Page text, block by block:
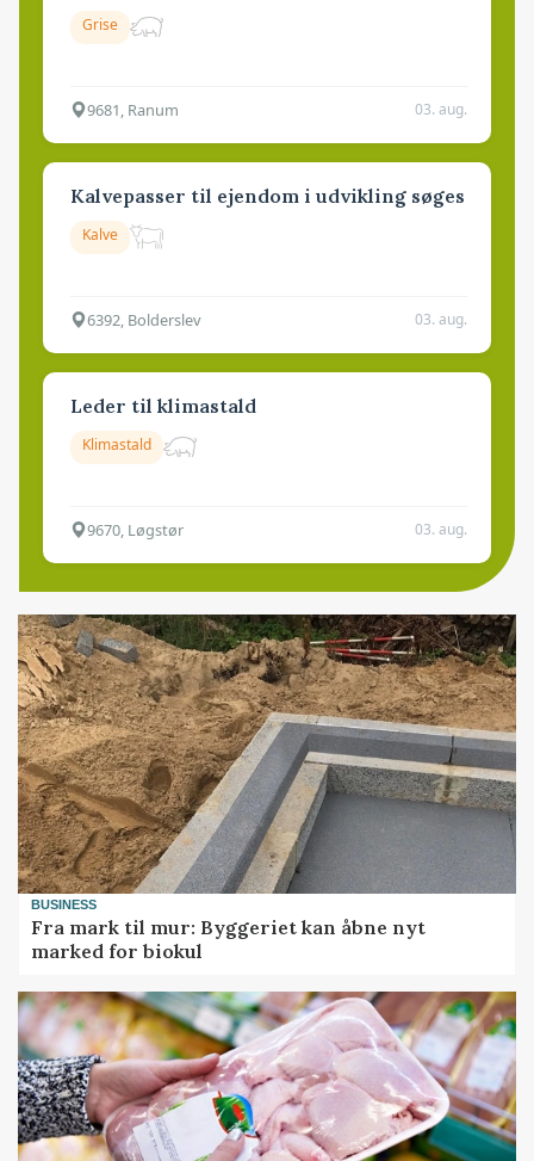
Grise
9681, Ranum 03. aug.
Kalvepasser til ejendom i udvikling søges
Kalve
6392, Bolderslev 03. aug.
Leder til klimastald
Klimastald
9670, Løgstør 03. aug.
BUSINESS
Fra mark til mur: Byggeriet kan åbne nyt
marked for biokul